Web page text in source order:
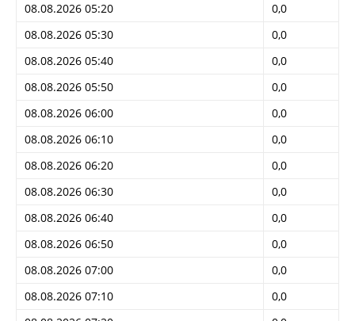
08.08.2026 05:20
0,0
08.08.2026 05:30
0,0
08.08.2026 05:40
0,0
08.08.2026 05:50
0,0
08.08.2026 06:00
0,0
08.08.2026 06:10
0,0
08.08.2026 06:20
0,0
08.08.2026 06:30
0,0
08.08.2026 06:40
0,0
08.08.2026 06:50
0,0
08.08.2026 07:00
0,0
08.08.2026 07:10
0,0